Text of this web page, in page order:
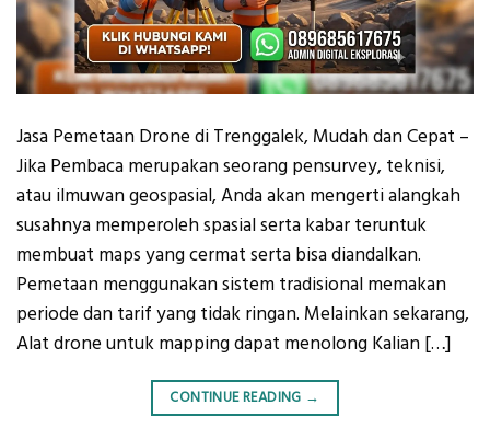
Jasa Pemetaan Drone di Trenggalek, Mudah dan Cepat –
Jika Pembaca merupakan seorang pensurvey, teknisi,
atau ilmuwan geospasial, Anda akan mengerti alangkah
susahnya memperoleh spasial serta kabar teruntuk
membuat maps yang cermat serta bisa diandalkan.
Pemetaan menggunakan sistem tradisional memakan
periode dan tarif yang tidak ringan. Melainkan sekarang,
Alat drone untuk mapping dapat menolong Kalian […]
CONTINUE READING →